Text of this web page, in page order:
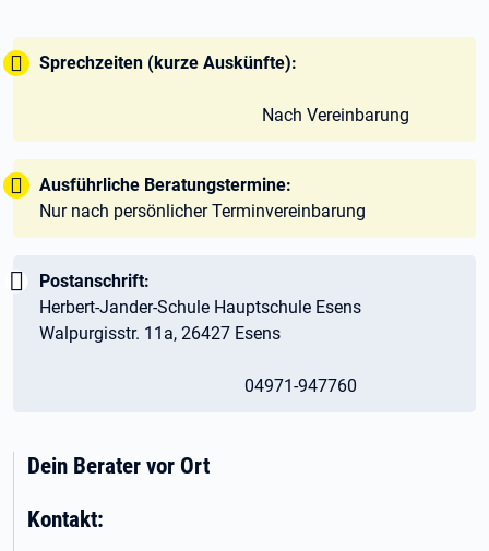
Tipp:
Sprechzeiten (kurze Auskünfte):
Nach Vereinbarung
Tipp:
Ausführliche Beratungstermine:
Nur nach persönlicher Terminvereinbarung
Wichtig:
Postanschrift:
Herbert-Jander-Schule Hauptschule Esens
Walpurgisstr. 11a, 26427 Esens
04971-947760
Dein Berater vor Ort
Kontakt: